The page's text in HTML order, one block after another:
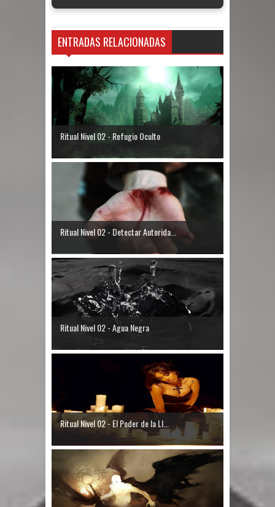
ENTRADAS RELACIONADAS
Ritual Nivel 02 - Refugio Oculto
Ritual Nivel 02 - Detectar Autorida...
Ritual Nivel 02 - Agua Negra
Ritual Nivel 02 - El Poder de la Ll...